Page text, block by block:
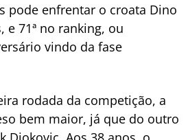
pode enfrentar o croata Dino
e 71ª no ranking, ou
vindo da fase
rodada da competição, a
bem maior, já que do outro